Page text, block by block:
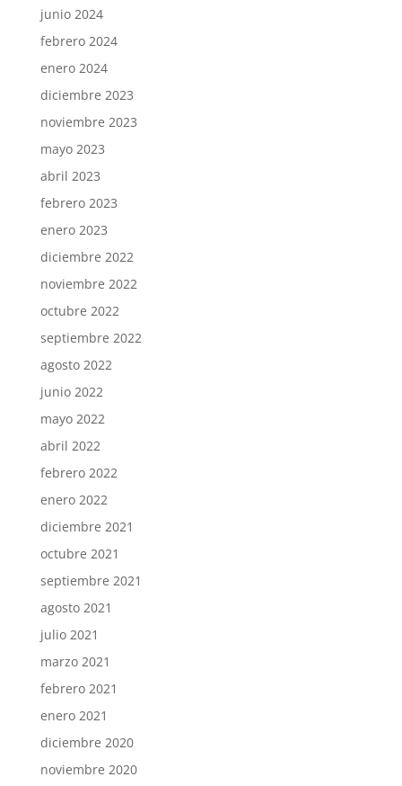
junio 2024
febrero 2024
enero 2024
diciembre 2023
noviembre 2023
mayo 2023
abril 2023
febrero 2023
enero 2023
diciembre 2022
noviembre 2022
octubre 2022
septiembre 2022
agosto 2022
junio 2022
mayo 2022
abril 2022
febrero 2022
enero 2022
diciembre 2021
octubre 2021
septiembre 2021
agosto 2021
julio 2021
marzo 2021
febrero 2021
enero 2021
diciembre 2020
noviembre 2020